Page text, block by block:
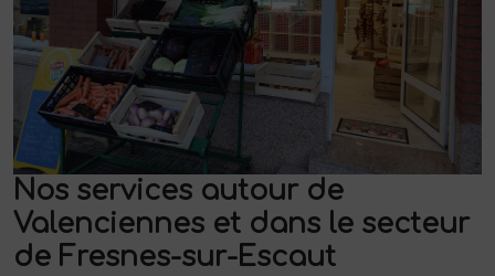
Nos services autour de
Valenciennes et dans le secteur
de Fresnes-sur-Escaut